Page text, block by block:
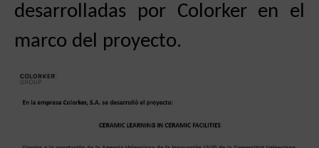
desarrolladas por Colorkeren el
marco del proyecto.